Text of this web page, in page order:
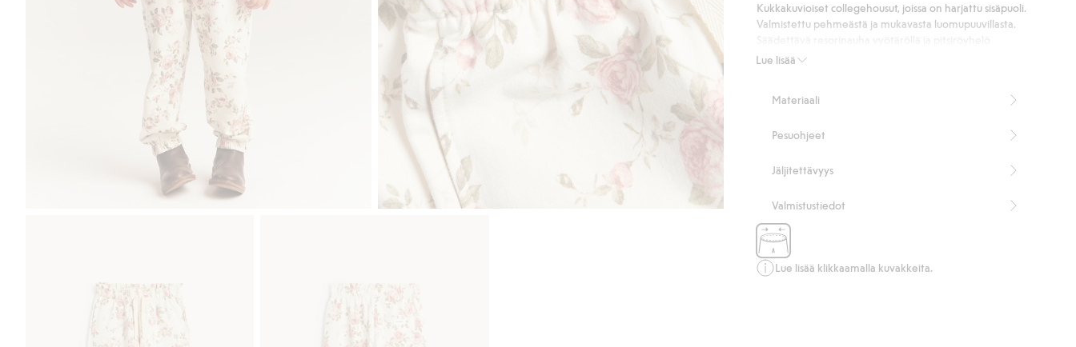
ääneen
Lue lisää
Kukkakuvioiset collegehousut, joissa on harjattu sisäpuoli.
Valmistettu pehmeästä ja mukavasta luomupuuvillasta.
lahkeensuissa hienona yksityiskohtana. Sivutaskut ja yksi
lookin luomiseksi.
Tuotenumero:
Materiaali
Pesuohjeet
Jäljitettävyys
Valmistustiedot
Lue lisää klikkaamalla kuvakkeita.